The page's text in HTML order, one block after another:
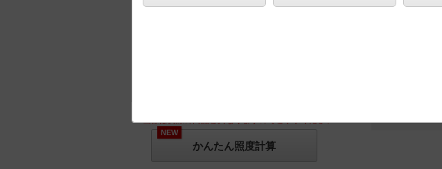
※画像は実際の商品と異なりますのでご了承ください
NEW
かんたん照度計算
LED内蔵、電